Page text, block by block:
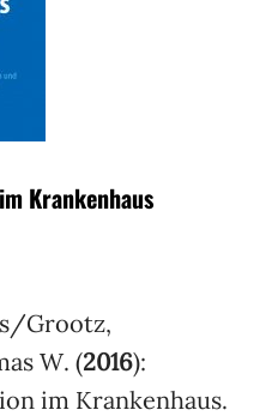
Krankenhaus
Grootz,
W. (2016):
im Krankenhaus.